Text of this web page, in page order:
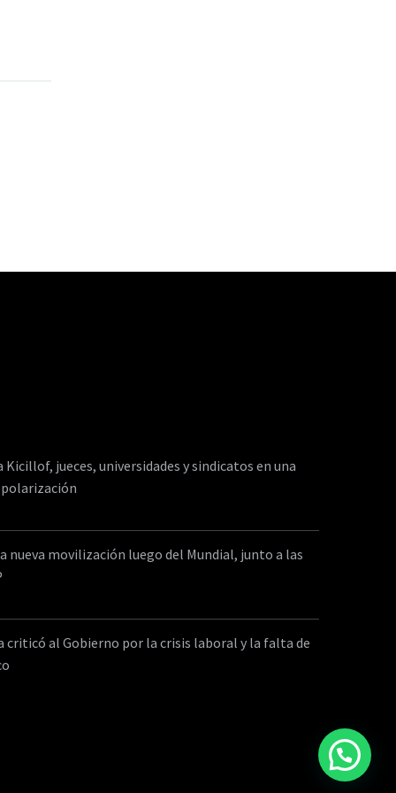
Kicillof, jueces, universidades y sindicatos en una
nueva movilización luego del Mundial, junto a las
criticó al Gobierno por la crisis laboral y la falta de